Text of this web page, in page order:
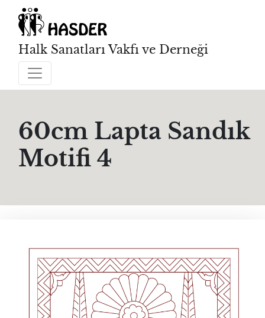
Halk Sanatları Vakfı ve Derneği
60cm Lapta Sandık
Motifi 4